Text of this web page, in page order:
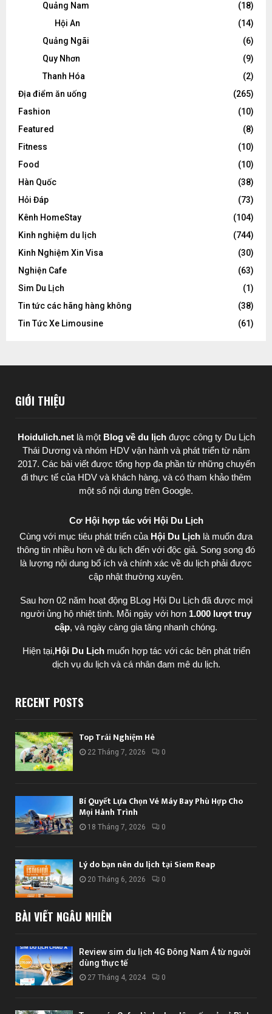
Quảng Nam
(18)
Hội An
(14)
Quảng Ngãi
(6)
Quy Nhơn
(9)
Thanh Hóa
(2)
Địa điểm ăn uống
(265)
Fashion
(10)
Featured
(8)
Fitness
(10)
Food
(10)
Hàn Quốc
(38)
Hỏi Đáp
(73)
Kênh HomeStay
(104)
Kinh nghiệm du lịch
(744)
Kinh Nghiệm Xin Visa
(30)
Nghiện Cafe
(63)
Sim Du Lịch
(1)
Tin tức các hãng hàng không
(38)
Tin Tức Xe Limousine
(61)
GIỚI THIỆU
Hoidulich.net là một Blog về du lịchđược công ty Du Lịch
Thái Dươngvà nhóm HDV vận hành và phát triển từ năm
2017. Các bài viết được tổng hợp đa phần từ những chuyến
đi thực tế của HDV và khách hàng, và có tham khảo thêm
một số nội dung trên Google.
Cơ Hội hợp tác với Hội Du Lịch
Cùng với mục tiêu phát triển của Hội Du Lịch là muốn đưa
thông tin nhiều hơn về du lịch đến với độc giả. Song song đó
là lượng nội dung bổ ích và chính xác về du lịch phải được
cập nhật thường xuyên.
Sau hơn 02 năm hoạt động BLog Hội Du Lịch đã được mọi
người ủng hộ nhiệt tình. Mỗi ngày với hơn 1.000 lượt truy
cập, và ngày càng gia tăng nhanh chóng.
Hiện tại,Hội Du Lịch muốn hợp tác với các bên phát triển
dịch vụ du lịch và cá nhân đam mê du lịch.
RECENT POSTS
Top Trải Nghiệm Hè
22 Tháng 7, 2026 0
Bí Quyết Lựa Chọn Vé Máy Bay Phù Hợp Cho
Mọi Hành Trình
18 Tháng 7, 2026 0
Lý do bạn nên du lịch tại Siem Reap
20 Tháng 6, 2026 0
BÀI VIẾT NGẪU NHIÊN
Review sim du lịch 4G Đông Nam Á từ người
dùng thực tế
27 Tháng 4, 2024 0